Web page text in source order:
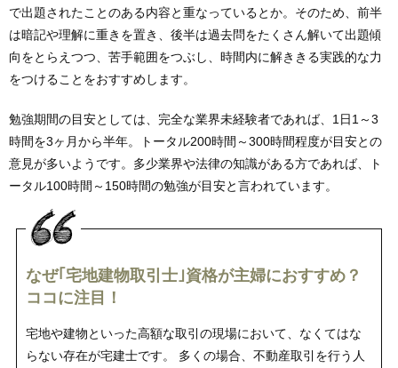
で出題されたことのある内容と重なっているとか。そのため、前半
は暗記や理解に重きを置き、後半は過去問をたくさん解いて出題傾
向をとらえつつ、苦手範囲をつぶし、時間内に解ききる実践的な力
をつけることをおすすめします。
勉強期間の目安としては、完全な業界未経験者であれば、1日1～3
時間を3ヶ月から半年。トータル200時間～300時間程度が目安との
意見が多いようです。多少業界や法律の知識がある方であれば、ト
ータル100時間～150時間の勉強が目安と言われています。
なぜ｢宅地建物取引士｣資格が主婦におすすめ？
ココに注目！
宅地や建物といった高額な取引の現場において、なくてはな
らない存在が宅建士です。 多くの場合、不動産取引を行う人